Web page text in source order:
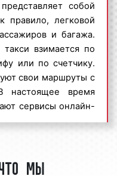
;
средств;
форматов;
на целевую
скидки.
на-Дону является
продаж. Многие
используют
собой
правило, легковой
и багажа.
взимается по
или по счетчику.
свои маршруты с
настоящее время
сервисы онлайн-
приложение или
первое в мире
К колеснице был
мы